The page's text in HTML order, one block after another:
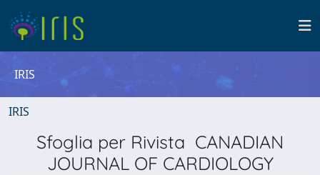
IRIS
IRIS
Sfoglia per Rivista CANADIAN
JOURNAL OF CARDIOLOGY